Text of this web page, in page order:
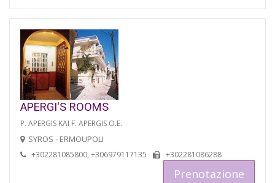
APERGI'S ROOMS
P. APERGIS KAI F. APERGIS O.E.
SYROS - ERMOUPOLI
+302281085800, +306979117135 +302281086288
Prenotazione